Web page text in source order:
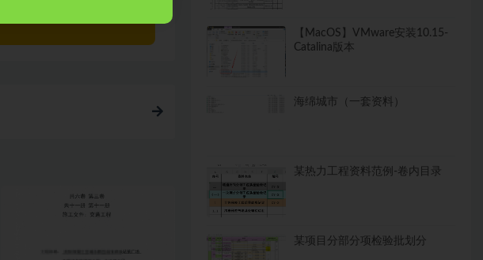
【MacOS】VMware安装10.15-
Catalina版本
海绵城市（一套资料）
某热力工程资料范例-卷内目录
某项目分部分项检验批划分